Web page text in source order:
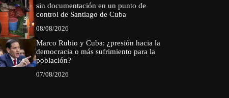
sin documentación en un punto de
control de Santiago de Cuba
08/08/2026
Marco Rubio y Cuba: ¿presión hacia la
democracia o más sufrimiento para la
población?
07/08/2026